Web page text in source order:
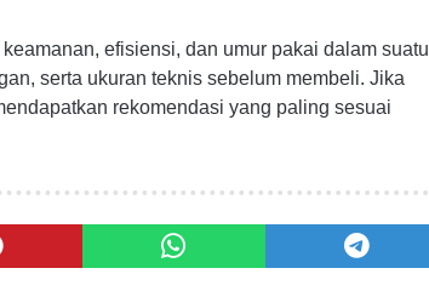
efisiensi, dan umur pakai dalam suatu
serta ukuran teknis sebelum membeli. Jika
rekomendasi yang paling sesuai